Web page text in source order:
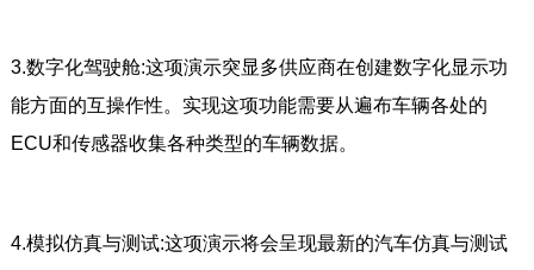
3.数字化驾驶舱:这项演示突显多供应商在创建数字化显示功
能方面的互操作性。实现这项功能需要从遍布车辆各处的
ECU和传感器收集各种类型的车辆数据。
4.模拟仿真与测试:这项演示将会呈现最新的汽车仿真与测试